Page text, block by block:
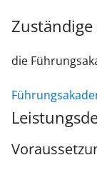
Zuständige
die